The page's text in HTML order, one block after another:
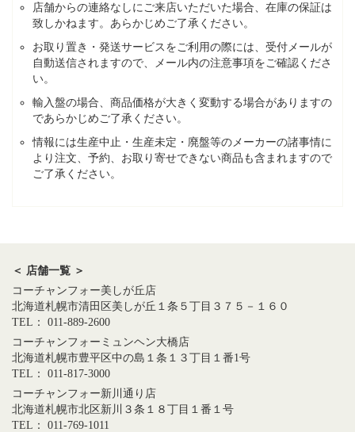
店舗からの連絡なしにご来店いただいた場合、在庫の保証は
致しかねます。あらかじめご了承ください。
お取り置き・発送サービスをご利用の際には、受付メールが
自動送信されますので、メール内の注意事項をご確認くださ
い。
輸入盤の場合、商品価格が大きく変動する場合がありますの
であらかじめご了承ください。
情報には生産中止・生産未定・廃盤等のメーカーの諸事情に
より注文、予約、お取り寄せできない商品も含まれますので
ご了承ください。
＜ 店舗一覧 ＞
コーチャンフォー美しが丘店
北海道札幌市清田区美しが丘１条５丁目３７５－１６０
TEL： 011-889-2600
コーチャンフォーミュンヘン大橋店
北海道札幌市豊平区中の島１条１３丁目１番1号
TEL： 011-817-3000
コーチャンフォー新川通り店
北海道札幌市北区新川３条１８丁目１番１号
TEL： 011-769-1011